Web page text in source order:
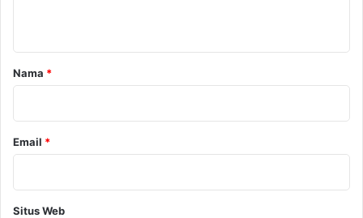
rNama *
Email *
Situs Web